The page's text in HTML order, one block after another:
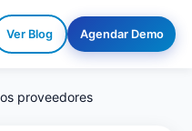
Ver Blog Agendar Demo
proveedores